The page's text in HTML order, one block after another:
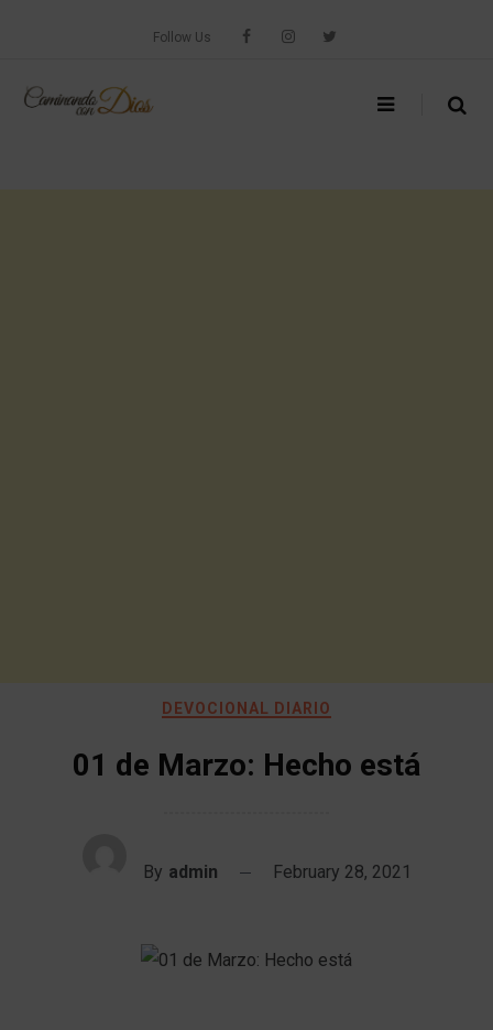
Follow Us
DEVOCIONAL DIARIO
01 de Marzo: Hecho está
By admin February 28, 2021